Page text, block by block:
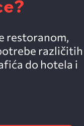
različitih
do hotela i